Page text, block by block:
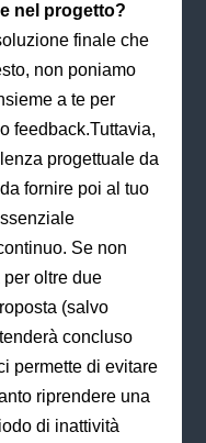
nel progetto?
finale che
non poniamo
a te per
feedback.Tuttavia,
progettuale da
fornire poi al tuo
Se non
oltre due
(salvo
concluso
permette di evitare
riprendere una
di inattività